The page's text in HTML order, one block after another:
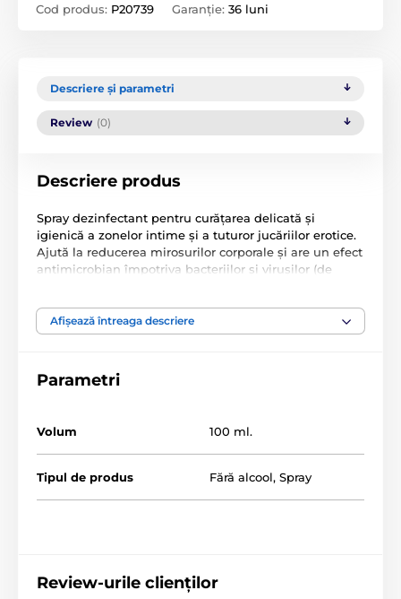
Cod produs: P20739 Garanție: 36 luni
Descriere și parametri
Review (0)
Descriere produs
Spray dezinfectant pentru curățarea delicată și
igienică a zonelor intime și a tuturor jucăriilor erotice.
Ajută la reducerea mirosurilor corporale și are un efect
antimicrobian împotriva bacteriilor și virușilor (de
Este potrivit pentru pielea sensibilă sau mucoase.
Testat dermatologic, fără parfum.
Produsul este inclus în categoria
Afișează întreaga descriere
Parametri
Volum 100 ml.
Tipul de produs Fără alcool, Spray
Review-urile clienților